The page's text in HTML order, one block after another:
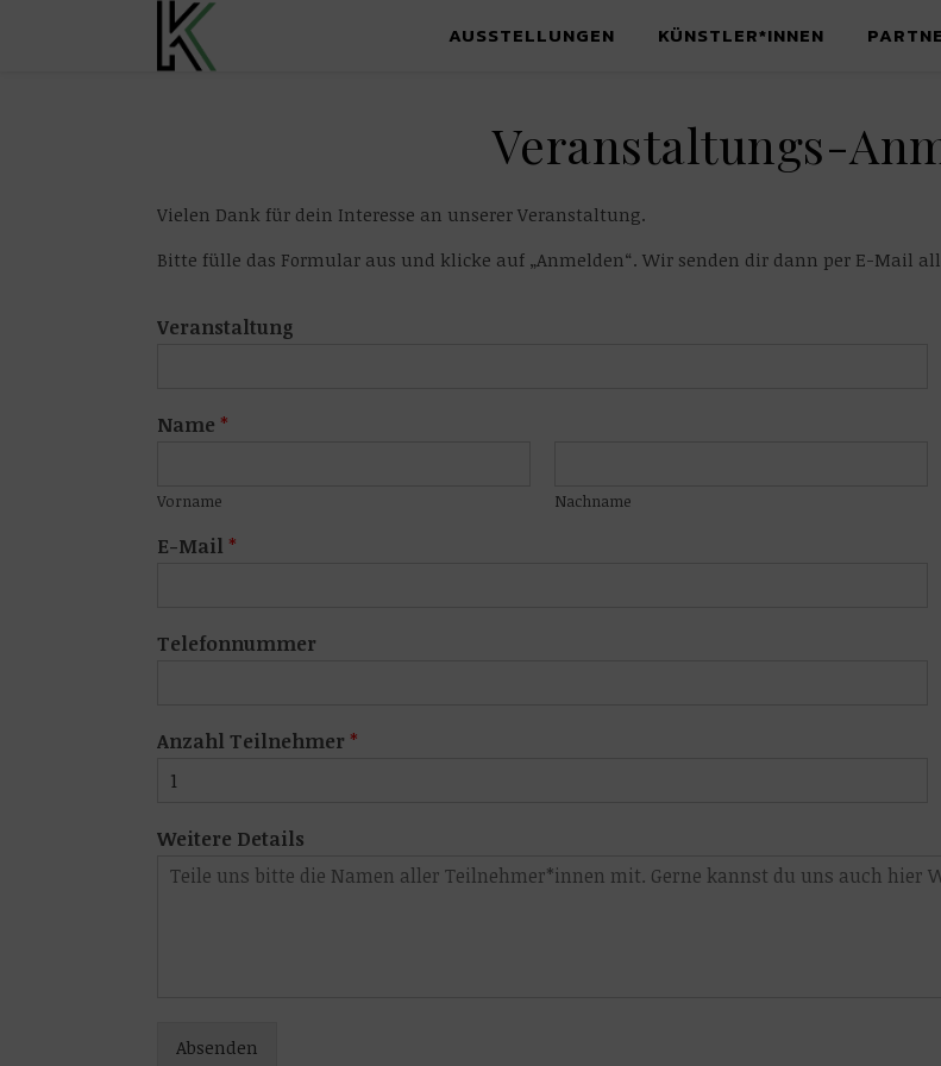
AUSSTELLUNGEN KÜNSTLER*INNEN
Veranstaltungs-
Vielen Dank für dein Interesse an unserer Veranstaltung.
Bitte fülle das Formular aus und klicke auf „Anmelden“. Wir senden dir dann per E-Mail
Veranstaltung
Name *
Vorname Nachname
E-Mail *
Telefonnummer
Anzahl Teilnehmer *
Weitere Details
Absenden